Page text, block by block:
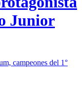
Junior